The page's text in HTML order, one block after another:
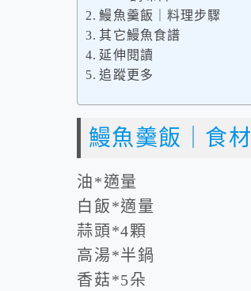
鰻魚羹飯｜料理步驟
其它鰻魚食譜
延伸閱讀
追蹤更多
鰻魚羹飯｜食材
油*適量
白飯*適量
蒜頭*4顆
高湯*半鍋
香菇*5朵